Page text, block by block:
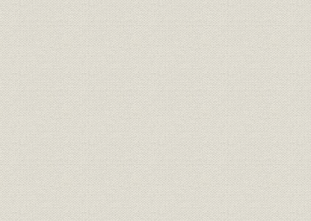
経営者 創業者 安田善次郎 [明治5年
事業所
錦絵に描かれた日本橋小舟町の
「安田商店」
[慶応2年
事業所 第三国立銀行 [明治9年
関係会社 安田系銀行・会社一覧 大正10年
経営理念
安田善次郎の事業観を表す「今
日一日之事」